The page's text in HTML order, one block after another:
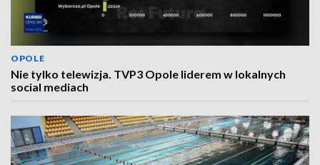
OPOLE
Nie tylko telewizja. TVP3 Opole liderem w lokalnych
social mediach